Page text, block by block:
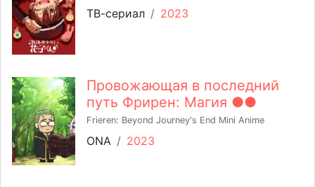
ТВ-сериал / 2023
Провожающая в последний
путь Фрирен: Магия ●●
Frieren: Beyond Journey's End Mini Anime
ONA / 2023